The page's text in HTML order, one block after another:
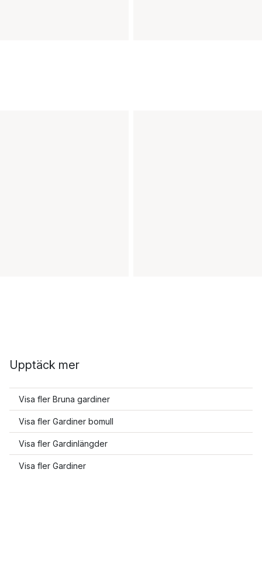
Upptäck mer
Visa fler Bruna gardiner
Visa fler Gardiner bomull
Visa fler Gardinlängder
Visa fler Gardiner